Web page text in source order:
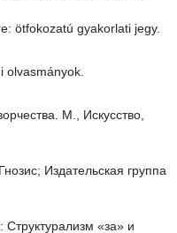
ötfokozatú gyakorlati jegy.
olvasmányok.
М., Искусство,
Издательская группа
Структурализм «за» и